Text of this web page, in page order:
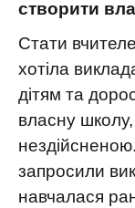
створити
Стати
хотіла
дітям та
власну
запросили
навчалася